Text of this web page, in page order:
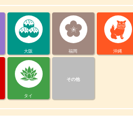
大阪 福岡 沖縄
タイ
その他